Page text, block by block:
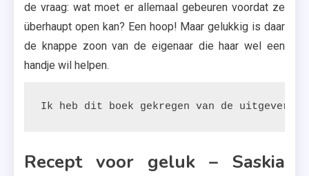
de vraag: wat moet er allemaal gebeuren voordat ze
überhaupt open kan? Een hoop! Maar gelukkig is daar
de knappe zoon van de eigenaar die haar wel een
handje wil helpen.
Ik heb dit boek gekregen van de
Recept voor geluk – Saskia